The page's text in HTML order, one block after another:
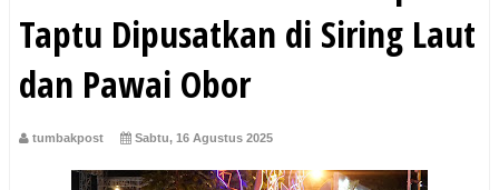
Taptu Dipusatkan di Siring Laut
dan Pawai Obor
tumbakpost Sabtu, 16 Agustus 2025